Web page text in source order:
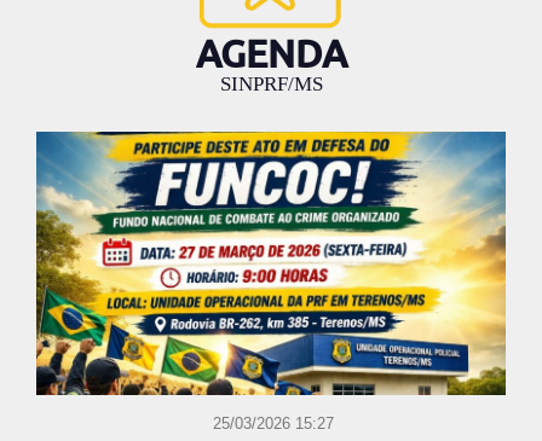
AGENDA
SINPRF/MS
25/03/2026 15:27